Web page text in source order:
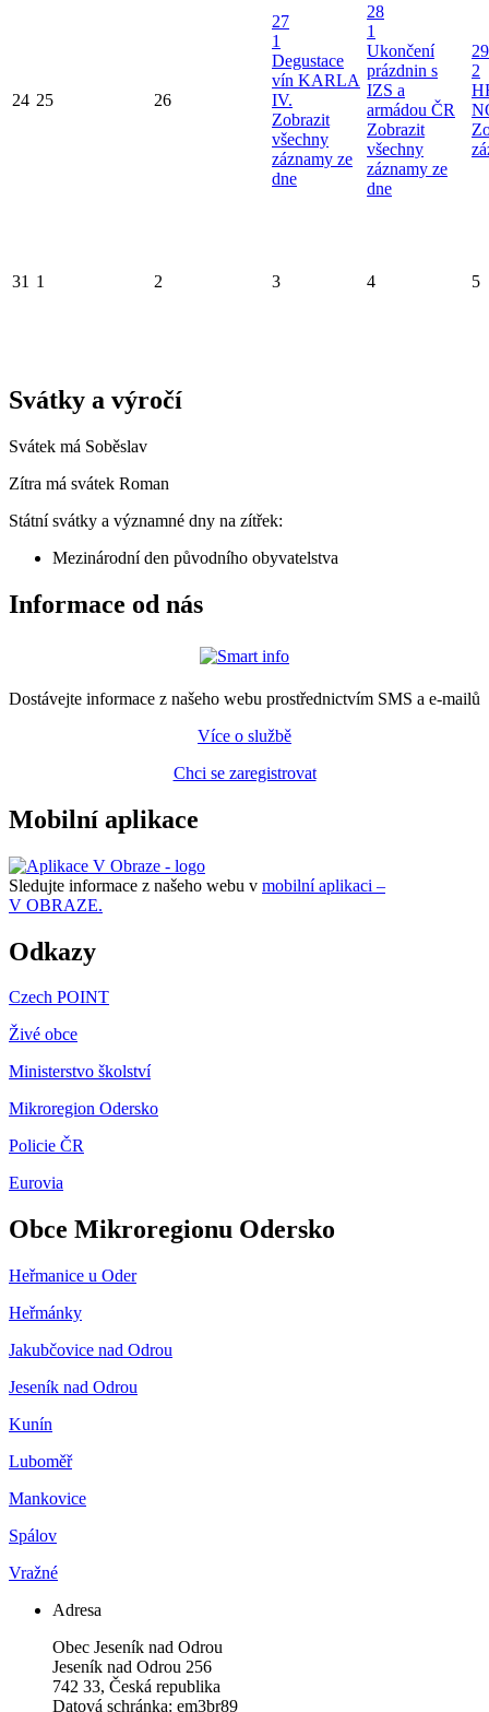
24 25 26
27
1
Degustace
vín KARLA
IV.
Zobrazit
všechny
záznamy ze
dne
28
1
Ukončení
prázdnin s
IZS a
armádou ČR
Zobrazit
všechny
záznamy ze
dne
29
2
31 1 2 3 4 5
Svátky a výročí
Svátek má Soběslav
Zítra má svátek Roman
Státní svátky a významné dny na zítřek:
Mezinárodní den původního obyvatelstva
Informace od nás
Dostávejte informace z našeho webu prostřednictvím SMS a e-mailů
Více o službě
Chci se zaregistrovat
Mobilní aplikace
Sledujte informace z našeho webu v mobilní aplikaci –
V OBRAZE.
Odkazy
Czech POINT
Živé obce
Ministerstvo školství
Mikroregion Odersko
Policie ČR
Eurovia
Obce Mikroregionu Odersko
Heřmanice u Oder
Heřmánky
Jakubčovice nad Odrou
Jeseník nad Odrou
Kunín
Luboměř
Mankovice
Spálov
Vražné
Adresa
Obec Jeseník nad Odrou
Jeseník nad Odrou 256
742 33, Česká republika
Datová schránka: em3br89